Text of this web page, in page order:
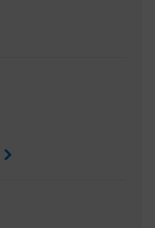
arrow-right